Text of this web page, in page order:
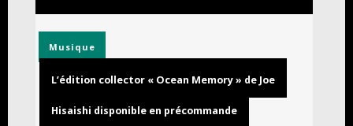
Musique
L’édition collector « Ocean Memory » de Joe
Hisaishi disponible en précommande